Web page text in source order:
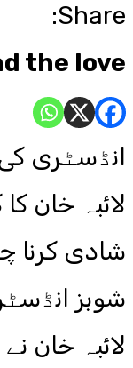
Share:
the love
انڈسٹری کی
لائبہ خان
شادی کرنا
شوبز
لائبہ خان